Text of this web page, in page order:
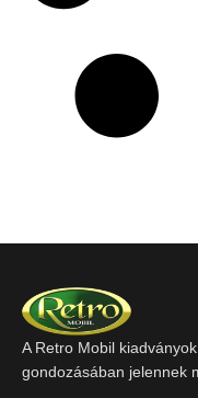
A Retro Mobil
gondozásában jelennek